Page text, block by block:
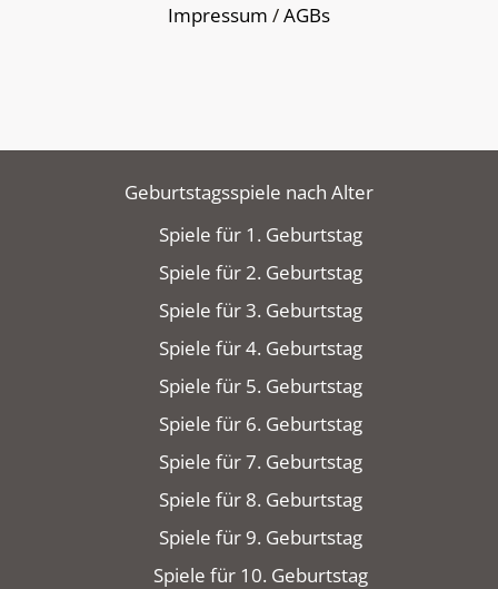
Impressum /AGBs
Geburtstagsspiele nach Alter
Spiele für 1. Geburtstag
Spiele für 2. Geburtstag
Spiele für 3. Geburtstag
Spiele für 4. Geburtstag
Spiele für 5. Geburtstag
Spiele für 6. Geburtstag
Spiele für 7. Geburtstag
Spiele für 8. Geburtstag
Spiele für 9. Geburtstag
Spiele für 10. Geburtstag